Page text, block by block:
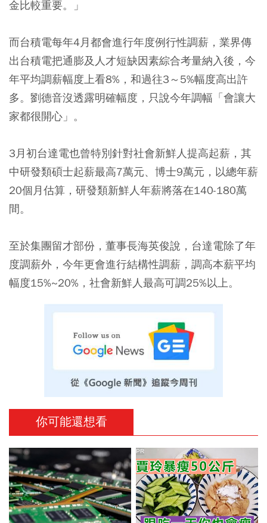
金比較重要。」
而台積電每年4月都會進行年度例行性調薪，業界傳
出台積電把通膨及人才短缺因素綜合考量納入後，今
年平均調薪幅度上看8%，和過往3～5%幅度高出許
多。劉德音沒透露明確幅度，只說今年調幅「會讓大
家都很開心」。
3月初台達電也曾特別針對社會新鮮人提高起薪，其
中研發類碩士起薪最高7萬元、博士9萬元，以總年薪
20個月估算，研發類新鮮人年薪將落在140-180萬
間。
至於集團留才部份，董事長海英俊說，台達電除了年
度調薪外，今年更會進行結構性調薪，調高本薪平均
幅度15%~20%，社會新鮮人最高可調25%以上。
你可能還想看
PR